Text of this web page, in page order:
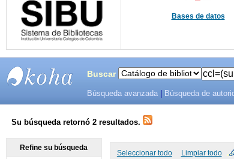
Bases de datos
SISTEMAS
DE
Buscar
Búsqueda avanzada Búsqueda de
Su búsqueda retornó 2 resultados.
Seleccionar todo Limpiar todo
Refine su búsqueda